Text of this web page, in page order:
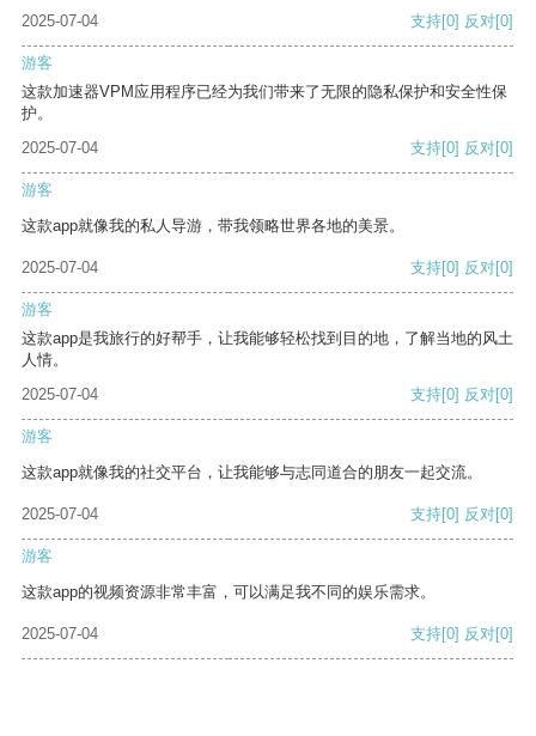
2025-07-04 支持[0] 反对[0]
游客
这款加速器VPM应用程序已经为我们带来了无限的隐私保护和安全性保
护。
2025-07-04
支持[0] 反对[0]
游客
这款app就像我的私人导游，带我领略世界各地的美景。
2025-07-04 支持[0] 反对[0]
游客
这款app是我旅行的好帮手，让我能够轻松找到目的地，了解当地的风土
人情。
2025-07-04
支持[0] 反对[0]
游客
这款app就像我的社交平台，让我能够与志同道合的朋友一起交流。
2025-07-04 支持[0] 反对[0]
游客
这款app的视频资源非常丰富，可以满足我不同的娱乐需求。
2025-07-04 支持[0] 反对[0]